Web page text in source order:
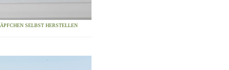
SELBST HERSTELLEN